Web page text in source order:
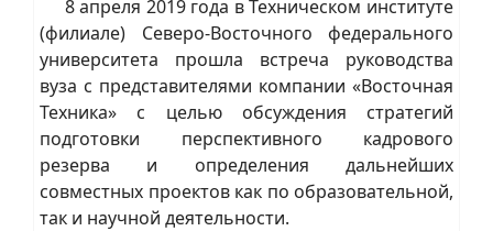
8 апреля 2019 года в Техническом институте
(филиале) Северо-Восточного федерального
университета прошла встреча руководства
вуза с представителями компании «Восточная
Техника» с целью обсуждения стратегий
подготовки перспективного кадрового
резерва и определения дальнейших
совместных проектов как по образовательной,
так и научной деятельности.